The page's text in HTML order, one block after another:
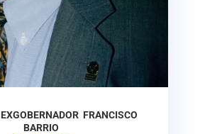
FRANCISCO
BARRIO